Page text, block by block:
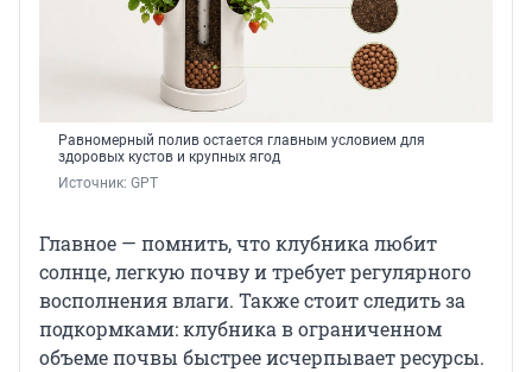
Равномерный полив остается главным условием для
здоровых кустов и крупных ягод
Источник: GPT
Главное — помнить, что клубника любит
солнце, легкую почву и требует регулярного
восполнения влаги. Также стоит следить за
подкормками: клубника в ограниченном
объеме почвы быстрее исчерпывает ресурсы.